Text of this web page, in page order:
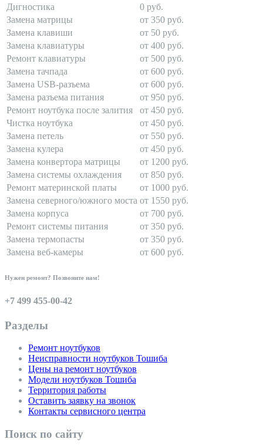
Дигностика
0 руб.
Замена матрицы
от 350 руб.
Замена клавиши
от 50 руб.
Замена клавиатуры
от 400 руб.
Ремонт клавиатуры
от 500 руб.
Замена тачпада
от 600 руб.
Замена USB-разъема
от 600 руб.
Замена разъема питания
от 950 руб.
Ремонт ноутбука после залития
от 450 руб.
Чистка ноутбука
от 450 руб.
Замена петель
от 550 руб.
Замена кулера
от 450 руб.
Замена конвертора матрицы
от 1200 руб.
Замена системы охлаждения
от 850 руб.
Ремонт материнской платы
от 1000 руб.
Замена северного/южного моста от 1550 руб.
Замена корпуса
от 700 руб.
Ремонт системы питания
от 350 руб.
Замена термопасты
от 350 руб.
Замена веб-камеры
от 600 руб.
Нужен ремонт? Позвоните нам!
+7 499 455-00-42
Разделы
Ремонт ноутбуков
Неисправности ноутбуков Тошиба
Цены на ремонт ноутбуков
Модели ноутбуков Тошиба
Территория работы
Оставить заявку на звонок
Контакты сервисного центра
Поиск по сайту